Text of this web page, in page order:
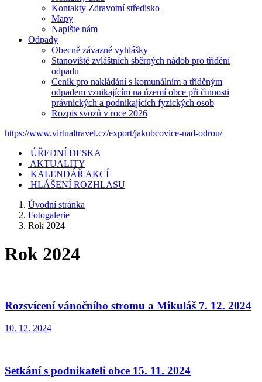
Kontakty Zdravotní středisko
Mapy
Napište nám
Odpady
Obecně závazné vyhlášky
Stanoviště zvláštních sběrných nádob pro třídění
odpadu
Ceník pro nakládání s komunálním a tříděným
odpadem vznikajícím na území obce při činnosti
právnických a podnikajících fyzických osob
Rozpis svozů v roce 2026
https://www.virtualtravel.cz/export/jakubcovice-nad-odrou/
ÚŘEDNÍ DESKA
AKTUALITY
KALENDÁŘ AKCÍ
HLÁŠENÍ ROZHLASU
Úvodní stránka
Fotogalerie
Rok 2024
Rok 2024
Rozsvícení vánočního stromu a Mikuláš 7. 12. 2024
10. 12. 2024
Setkání s podnikateli obce 15. 11. 2024